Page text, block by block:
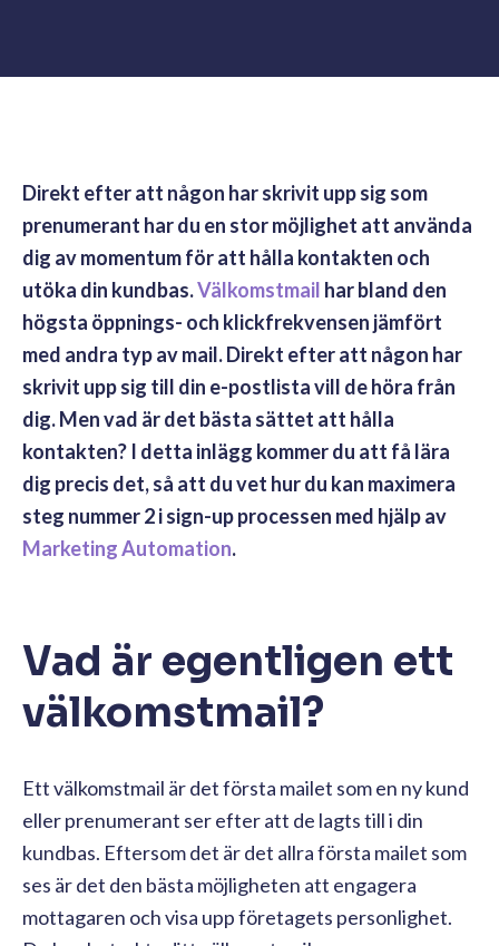
Direkt efter att någon har skrivit upp sig som
prenumerant har du en stor möjlighet att använda
dig av momentum för att hålla kontakten och
utöka din kundbas.Välkomstmail har bland den
högsta öppnings- och klickfrekvensen jämfört
med andra typ av mail. Direkt efter att någon har
skrivit upp sig till din e-postlista vill de höra från
dig.Men vad är det bästa sättet att hålla
kontakten? I detta inlägg kommer du att få lära
dig precis det, så att du vet hur du kan maximera
steg nummer 2 i sign-up processen med hjälp av
Marketing Automation.
Vad är egentligen ett
välkomstmail?
Ett välkomstmail är det första mailet som en ny kund
eller prenumerant ser efter att de lagts till i din
kundbas. Eftersom det är det allra första mailet som
ses är det den bästa möjligheten att engagera
mottagaren och visa upp företagets personlighet.